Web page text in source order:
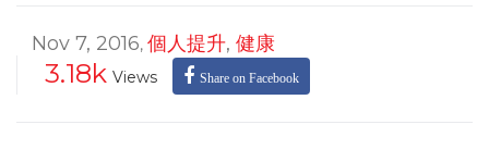
Nov 7, 2016, 個人提升, 健康
3.18k Views Share on Facebook